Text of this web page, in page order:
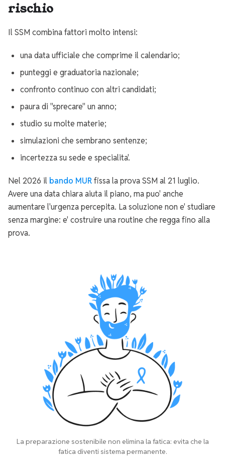
rischio
Il SSM combina fattori molto intensi:
una data ufficiale che comprime il calendario;
punteggi e graduatoria nazionale;
confronto continuo con altri candidati;
paura di "sprecare" un anno;
studio su molte materie;
simulazioni che sembrano sentenze;
incertezza su sede e specialita'.
Nel 2026 il bando MURfissa la prova SSM al 21 luglio.
Avere una data chiara aiuta il piano, ma puo' anche
aumentare l'urgenza percepita. La soluzione non e' studiare
senza margine: e' costruire una routine che regga fino alla
prova.
La preparazione sostenibile non elimina la fatica: evita che la
fatica diventi sistema permanente.